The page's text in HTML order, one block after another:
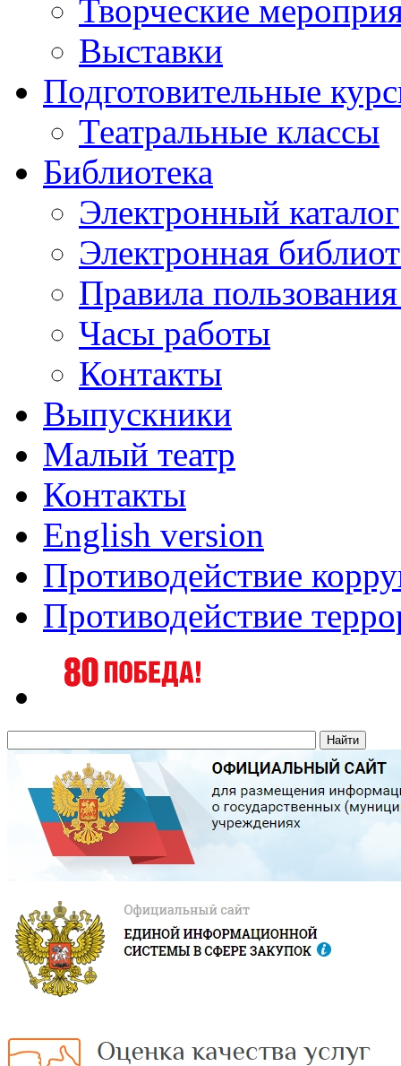
Творческие
Выставки
Подготовительные
Театральные классы
Библиотека
Электронный каталог
Электронная
Правила
Часы работы
Контакты
Выпускники
Малый театр
Контакты
English version
Противодействие
Противодействие